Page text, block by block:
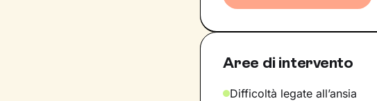
Aree di intervento
Difficoltà legate all’ansia